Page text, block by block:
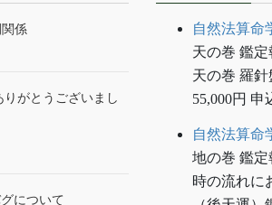
係
がとうございまし
について
自然法算命
天の巻 鑑定
天の巻 羅針
55,000円
自然法算命
地の巻 鑑定
時の流れに